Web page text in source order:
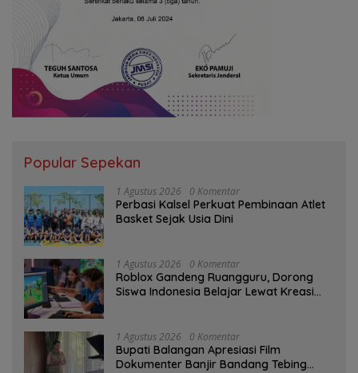
Popular Sepekan
1 Agustus 2026 0 Komentar
Perbasi Kalsel Perkuat Pembinaan Atlet
Basket Sejak Usia Dini
1 Agustus 2026 0 Komentar
Roblox Gandeng Ruangguru, Dorong
Siswa Indonesia Belajar Lewat Kreasi
1 Agustus 2026 0 Komentar
Bupati Balangan Apresiasi Film
Dokumenter Banjir Bandang Tebing